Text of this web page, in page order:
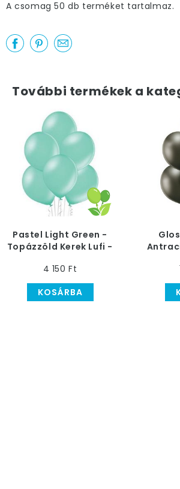
A csomag 50 db terméket tartalmaz.
További termékek a
Pastel Light Green -
Topázzöld Kerek Lufi -
4 150 Ft
KOSÁRBA